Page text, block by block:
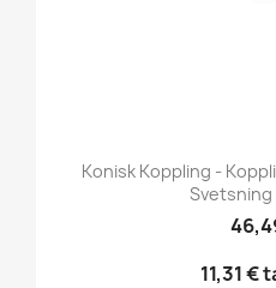
Konisk Koppling -
Svetsning
11,31 €